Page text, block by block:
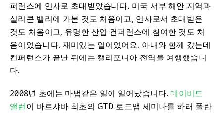
퍼런스에 연사로 초대받았습니다. 미국 서부 해안 지역과
실리콘 밸리에 가본 것도 처음이고, 연사로서 초대받은
것도 처음이고, 유명한 산업 컨퍼런스에 참여한 것도 처
음이었습니다. 재미있는 일이었어요. 아내와 함께 갔는데
컨퍼런스가 끝난 뒤에는 캘리포니아 전역을 여행했습니
다.
2008년 초에는 마법같은 일이 일어났습니다.데이비드
앨런이 바르샤바 최초의 GTD 로드맵 세미나를 하러 폴란